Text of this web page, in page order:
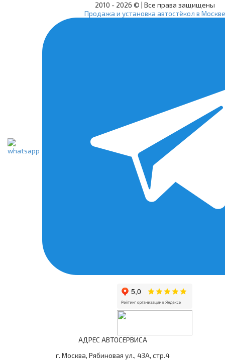
2010 - 2026 © | Все права защищены
Продажа и установка автостёкол в Москве
АДРЕС АВТОСЕРВИСА
г. Москва, Рябиновая ул., 43А, стр.4